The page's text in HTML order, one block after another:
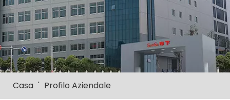
Casa ' Profilo Aziendale